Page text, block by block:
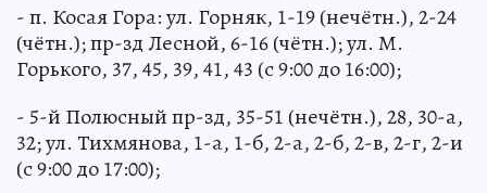
- п. Косая Гора: ул. Горняк, 1-19 (нечётн.), 2-24
(чётн.); пр-зд Лесной, 6-16 (чётн.); ул. М.
Горького, 37, 45, 39, 41, 43 (с 9:00 до 16:00);
- 5-й Полюсный пр-зд, 35-51 (нечётн.), 28, 30-а,
32; ул. Тихмянова, 1-а, 1-б, 2-а, 2-б, 2-в, 2-г, 2-и
(с 9:00 до 17:00);